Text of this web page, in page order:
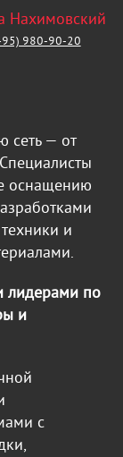
Нахимовский
980-90-20
сеть — от
оснащению
и
лидерами по
и
с